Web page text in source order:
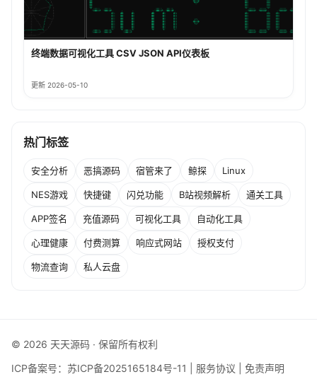
终端数据可视化工具 CSV JSON API仪表板
更新 2026-05-10
热门标签
安全分析 恶搞源码 宿管来了 鲸探 Linux
NES游戏 快捷键 闪兑功能 B站视频解析 通关工具
APP签名 充值源码 可视化工具 自动化工具
心理健康 付费测算 响应式网站 授权支付
物流查询 私人云盘
© 2026 天天源码 · 保留所有权利
ICP备案号： 苏ICP备2025165184号-11 服务协议 免责声明